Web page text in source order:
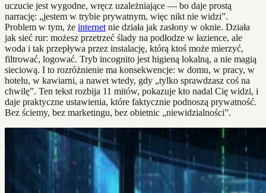
uczucie jest wygodne, wręcz uzależniające — bo daje prostą
narrację: „jestem w trybie prywatnym, więc nikt nie widzi”.
Problem w tym, że internet nie działa jak zasłony w oknie. Działa
jak sieć rur: możesz przetrzeć ślady na podłodze w łazience, ale
woda i tak przepływa przez instalację, którą ktoś może mierzyć,
filtrować, logować. Tryb incognito jest higieną lokalną, a nie magią
sieciową. I to rozróżnienie ma konsekwencje: w domu, w pracy, w
hotelu, w kawiarni, a nawet wtedy, gdy „tylko sprawdzasz coś na
chwilę”. Ten tekst rozbija 11 mitów, pokazuje kto nadal Cię widzi, i
daje praktyczne ustawienia, które faktycznie podnoszą prywatność.
Bez ściemy, bez marketingu, bez obietnic „niewidzialności”.